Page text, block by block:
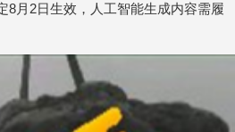
8月2日生效，人工智能生成内容需履